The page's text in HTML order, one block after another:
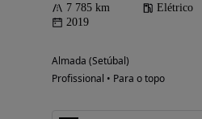
7 785 km Elétrico
2019
Almada (Setúbal)
Profissional • Para o topo